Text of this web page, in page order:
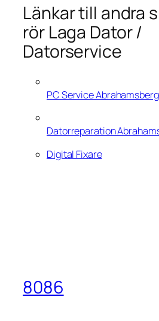
Länkar till andra
rör Laga Dator /
Datorservice
PC Service Abrahamsberg
Datorreparation
Digital Fixare
8086